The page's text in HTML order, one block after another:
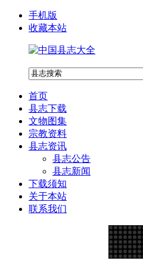
手机版
收藏本站
首页
县志下载
文物图集
宗教资料
县志资讯
县志公告
县志新闻
下载须知
关于本站
联系我们